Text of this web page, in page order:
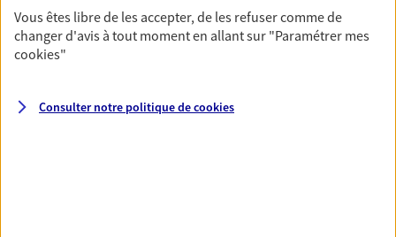
responsabilité civile.
Découvrir l'offre Multirisque Entreprise
Vous êtes libre de les accepter, de les refuser comme de
changer d'avis à tout moment en allant sur "Paramétrer mes
cookies"
Consulter notre politique decookies